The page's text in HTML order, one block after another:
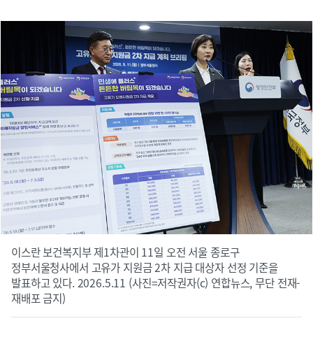
이스란 보건복지부 제1차관이 11일 오전 서울 종로구
정부서울청사에서 고유가 지원금 2차 지급 대상자 선정 기준을
발표하고 있다. 2026.5.11 (사진=저작권자(c) 연합뉴스, 무단 전재-
재배포 금지)